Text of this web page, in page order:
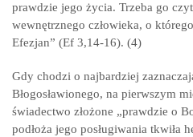
prawdzie jego życia. Trzeba go
wewnętrznego człowieka, o
Efezjan” (Ef 3,14-16). (4)
Gdy chodzi o najbardziej
Błogosławionego, na pierwszym
świadectwo złożone „prawdzie o
podłoża jego posługiwania tkwiła